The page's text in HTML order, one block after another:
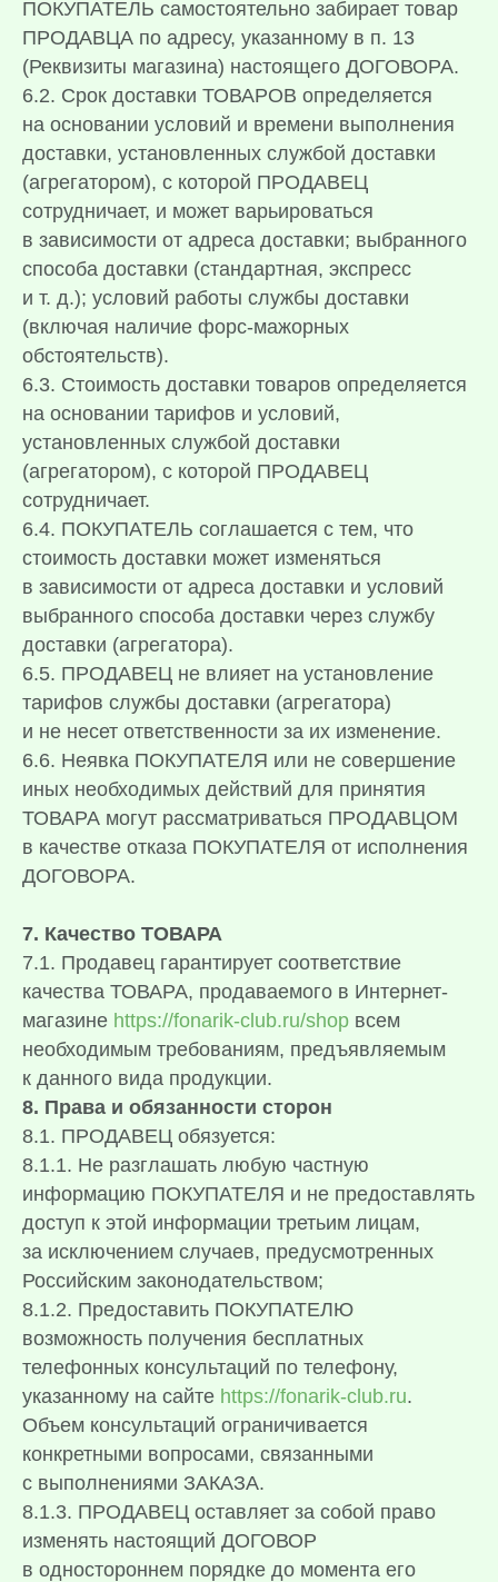
ПОКУПАТЕЛЬ самостоятельно забирает товар
ПРОДАВЦА по адресу, указанному в п. 13
(Реквизиты магазина) настоящего ДОГОВОРА.
6.2. Срок доставки ТОВАРОВ определяется
на основании условий и времени выполнения
доставки, установленных службой доставки
(агрегатором), с которой ПРОДАВЕЦ
сотрудничает, и может варьироваться
в зависимости от адреса доставки; выбранного
способа доставки (стандартная, экспресс
и т. д.); условий работы службы доставки
(включая наличие форс-мажорных
обстоятельств).
6.3. Стоимость доставки товаров определяется
на основании тарифов и условий,
установленных службой доставки
(агрегатором), с которой ПРОДАВЕЦ
сотрудничает.
6.4. ПОКУПАТЕЛЬ соглашается с тем, что
стоимость доставки может изменяться
в зависимости от адреса доставки и условий
выбранного способа доставки через службу
доставки (агрегатора).
6.5. ПРОДАВЕЦ не влияет на установление
тарифов службы доставки (агрегатора)
и не несет ответственности за их изменение.
6.6. Неявка ПОКУПАТЕЛЯ или не совершение
иных необходимых действий для принятия
ТОВАРА могут рассматриваться ПРОДАВЦОМ
в качестве отказа ПОКУПАТЕЛЯ от исполнения
ДОГОВОРА.
7. Качество ТОВАРА
7.1. Продавец гарантирует соответствие
качества ТОВАРА, продаваемого в Интернет-
магазине https://fonarik-club.ru/shop всем
необходимым требованиям, предъявляемым
к данного вида продукции.
8. Права и обязанности сторон
8.1. ПРОДАВЕЦ обязуется:
8.1.1. Не разглашать любую частную
информацию ПОКУПАТЕЛЯ и не предоставлять
доступ к этой информации третьим лицам,
за исключением случаев, предусмотренных
Российским законодательством;
8.1.2. Предоставить ПОКУПАТЕЛЮ
возможность получения бесплатных
телефонных консультаций по телефону,
указанному на сайте https://fonarik-club.ru.
Объем консультаций ограничивается
конкретными вопросами, связанными
с выполнениями ЗАКАЗА.
8.1.3. ПРОДАВЕЦ оставляет за собой право
изменять настоящий ДОГОВОР
в одностороннем порядке до момента его